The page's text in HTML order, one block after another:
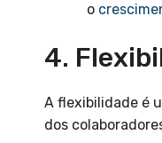
o
4.
A flexibilidade é
dos